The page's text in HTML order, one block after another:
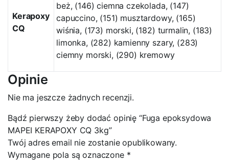
Kerapoxy
CQ
beż, (146) ciemna czekolada, (147)
capuccino, (151) musztardowy, (165)
wiśnia, (173) morski, (182) turmalin, (183)
limonka, (282) kamienny szary, (283)
ciemny morski, (290) kremowy
Opinie
Nie ma jeszcze żadnych recenzji.
Bądź pierwszy żeby dodać opinię “Fuga epoksydowa
MAPEI KERAPOXY CQ 3kg”
Twój adres email nie zostanie opublikowany.
Wymagane pola są oznaczone *